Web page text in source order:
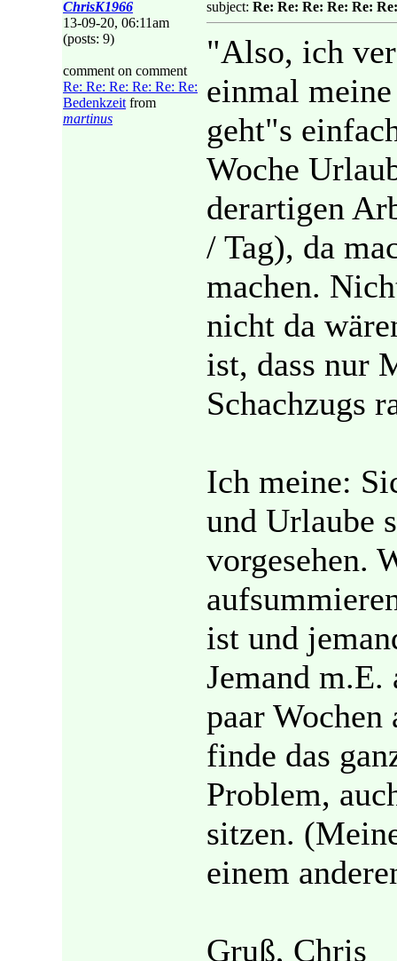
ChrisK1966
13-09-20, 06:11am
(posts: 9)
comment on comment
Re: Re: Re: Re: Re: Re:
Bedenkzeit from
martinus
subject: Re: Re: Re: Re: Re:
"Also, ich
einmal
geht"s
Woche
derartigen
/ Tag), da
machen.
nicht da
ist, dass nur
Schachzugs
Ich meine:
und Urlaube
vorgesehen.
ist und
Jemand m.E.
paar
finde das
Problem,
sitzen.
einem
Gruß, Chris